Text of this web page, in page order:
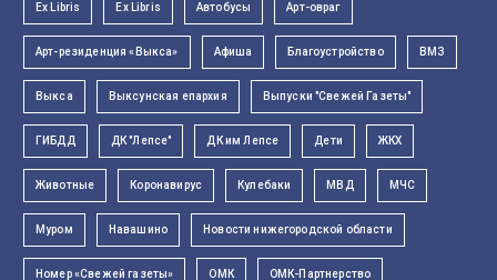
Ex Libris Ex Libris Автобусы Арт-овраг
Арт-резиденция «Выкса» Афиша Благоустройство ВМЗ
Выкса Выксунская епархия Выпуски "Свежей Газеты"
ГИБДД ДК "Лепсе" ДК им Лепсе Дети ЖКХ
Животные Коронавирус Кулебаки МВД МЧС
Муром Навашино Новости нижегородской области
Номер «Свежей газеты» ОМК ОМК-Партнерство